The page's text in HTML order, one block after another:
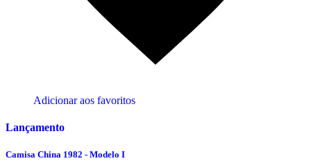
Adicionar aos favoritos
Lançamento
Camisa China 1982 - Modelo I